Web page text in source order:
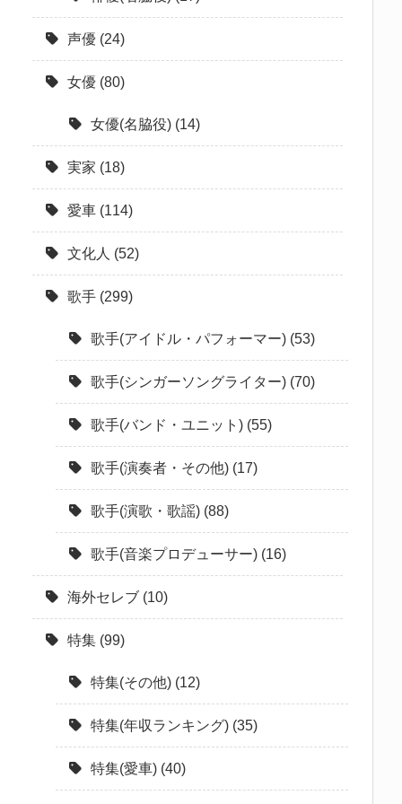
声優 (24)
女優 (80)
女優(名脇役) (14)
実家 (18)
愛車 (114)
文化人 (52)
歌手 (299)
歌手(アイドル・パフォーマー) (53)
歌手(シンガーソングライター) (70)
歌手(バンド・ユニット) (55)
歌手(演奏者・その他) (17)
歌手(演歌・歌謡) (88)
歌手(音楽プロデューサー) (16)
海外セレブ (10)
特集 (99)
特集(その他) (12)
特集(年収ランキング) (35)
特集(愛車) (40)